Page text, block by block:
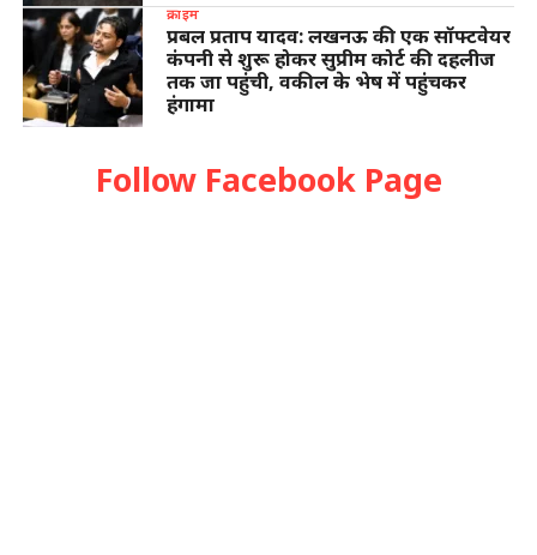
क्राइम
प्रबल प्रताप यादव: लखनऊ की एक सॉफ्टवेयर
कंपनी से शुरू होकर सुप्रीम कोर्ट की दहलीज
तक जा पहुंची, वकील के भेष में पहुंचकर
हंगामा
Follow Facebook Page